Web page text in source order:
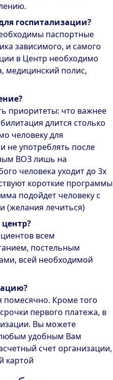
госпитализации?
паспортные
зависимого, и самого
в Центр необходимо
медицинский полис,
приоритеты: что важнее
длится столько
человеку для
не употреблять после
ВОЗ лишь на
человека уходит до 3х
короткие программы
подойдет человеку с
(желания лечиться)
всем
постельным
всей необходимой
помесячно. Кроме того
первого платежа, в
Вы можете
удобным Вам
счет организации,
картой